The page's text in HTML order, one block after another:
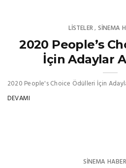
LISTELER, SINEMA
2020 People’s
İçin Adaylar
2020 People's Choice Ödülleri İçin
DEVAMI
SINEMA